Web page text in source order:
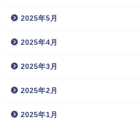
2025年5月
2025年4月
2025年3月
2025年2月
2025年1月